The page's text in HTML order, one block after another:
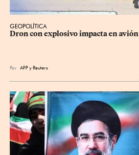
GEOPOLÍTICA
Dron con explosivo impacta en avión
Por AFP yReuters